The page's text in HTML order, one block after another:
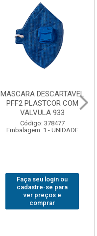
MASCARA DESCARTAVEL
PFF2 PLASTCOR COM
VALVULA 933
Código: 378477
Embalagem: 1 - UNIDADE
Faça seu login ou
cadastre-se para
ver preços e
comprar